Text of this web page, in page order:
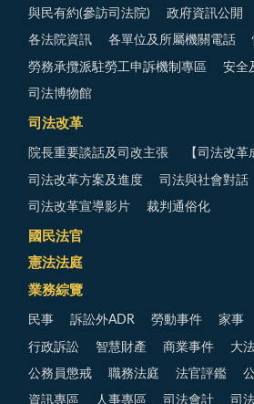
與民有約(參訪司法院) 政府資訊公開
各法院資訊 各單位及所屬機關電話
勞務承攬派駐勞工申訴機制專區 安全
司法博物館
司法改革
院長重要談話及司改主張 【司法改革
司法改革方案及進度 司法與社會對話
司法改革宣導影片 裁判通俗化
國民法官
憲法法庭
業務綜覽
民事 訴訟外ADR 勞動事件 家事
行政訴訟 智慧財產 商業事件 大
公務員懲戒 職務法庭 法官評鑑
資訊專區 人事專區 司法會計 司